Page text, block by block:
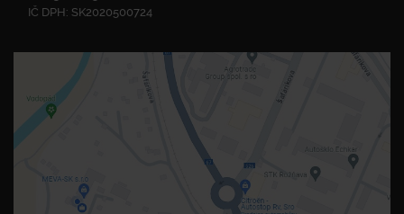
IČ DPH: SK2020500724